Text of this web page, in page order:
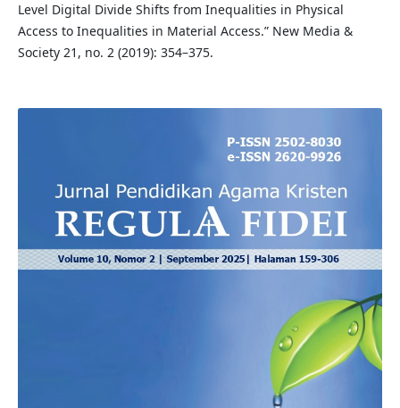
Level Digital Divide Shifts from Inequalities in Physical
Access to Inequalities in Material Access.” New Media &
Society 21, no. 2 (2019): 354–375.